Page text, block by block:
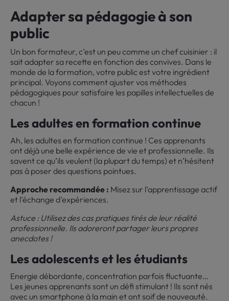
Adapter sa pédagogie à son
public
Un bon formateur, c’est un peu comme un chef cuisinier : il
sait adapter sa recette en fonction des convives. Dans le
monde de la formation, votre public est votre ingrédient
principal. Voyons comment ajuster vos méthodes
pédagogiques pour satisfaire les papilles intellectuelles de
chacun !
Les adultes en formation continue
Ah, les adultes en formation continue ! Ces apprenants
ont déjà une belle expérience de vie et professionnelle. Ils
savent ce qu’ils veulent (la plupart du temps) et n’hésitent
pas à poser des questions pointues.
Approche recommandée : Misez sur l’apprentissage actif
et l’échange d’expériences.
Astuce : Utilisez des cas pratiques tirés de leur réalité
professionnelle. Ils adoreront partager leurs propres
anecdotes !
Les adolescents et les étudiants
Energie débordante, concentration parfois fluctuante…
Les jeunes apprenants sont un défi stimulant ! Ils sont nés
avec un smartphone à la main et ont soif de nouveauté.